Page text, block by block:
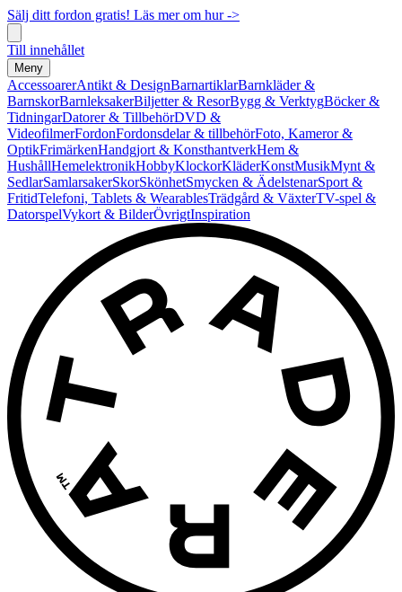
Sälj ditt fordon gratis! Läs mer om hur ->
Till innehållet
Meny
AccessoarerAntikt & DesignBarnartiklarBarnkläder &
BarnskorBarnleksakerBiljetter & ResorBygg & VerktygBöcker &
TidningarDatorer & TillbehörDVD &
VideofilmerFordonFordonsdelar & tillbehörFoto, Kameror &
OptikFrimärkenHandgjort & KonsthantverkHem &
HushållHemelektronikHobbyKlockorKläderKonstMusikMynt &
SedlarSamlarsakerSkorSkönhetSmycken & ÄdelstenarSport &
FritidTelefoni, Tablets & WearablesTrädgård & VäxterTV-spel &
DatorspelVykort & BilderÖvrigtInspiration